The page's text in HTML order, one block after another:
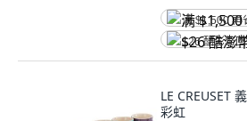
满 $1,500 再
$26 酷澎幣
LE CREUSET
彩虹